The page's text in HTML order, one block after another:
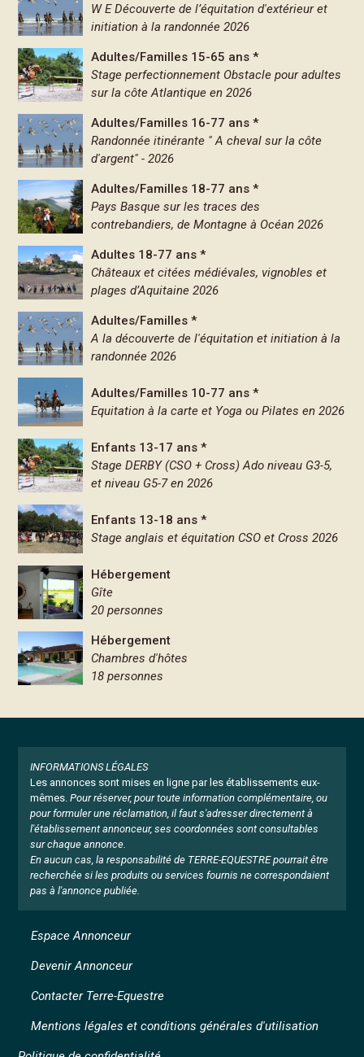
W E Découverte de l’équitation d'extérieur et
initiation à la randonnée 2026
Adultes/Familles 15-65 ans *
Stage perfectionnement Obstacle pour adultes
sur la côte Atlantique en 2026
Adultes/Familles 16-77 ans *
Randonnée itinérante " A cheval sur la côte
d'argent" - 2026
Adultes/Familles 18-77 ans *
Pays Basque sur les traces des
contrebandiers, de Montagne à Océan 2026
Adultes 18-77 ans *
Châteaux et citées médiévales, vignobles et
plages d’Aquitaine 2026
Adultes/Familles *
A la découverte de l'équitation et initiation à la
randonnée 2026
Adultes/Familles 10-77 ans *
Equitation à la carte et Yoga ou Pilates en 2026
Enfants 13-17 ans *
Stage DERBY (CSO + Cross) Ado niveau G3-5,
et niveau G5-7 en 2026
Enfants 13-18 ans *
Stage anglais et équitation CSO et Cross 2026
Hébergement
Gîte
20 personnes
Hébergement
Chambres d'hôtes
18 personnes
INFORMATIONS LÉGALES
Les annonces sont mises en ligne par les établissements eux-
mêmes. Pour réserver, pour toute information complémentaire, ou
pour formuler une réclamation, il faut s'adresser directement à
l'établissement annonceur, ses coordonnées sont consultables
sur chaque annonce.
En aucun cas, la responsabilité de TERRE-EQUESTRE pourrait être
recherchée si les produits ou services fournis ne correspondaient
pas à l'annonce publiée.
Mentions légales et conditions générales d'utilisation
Espace Annonceur
Devenir Annonceur
Contacter Terre-Equestre